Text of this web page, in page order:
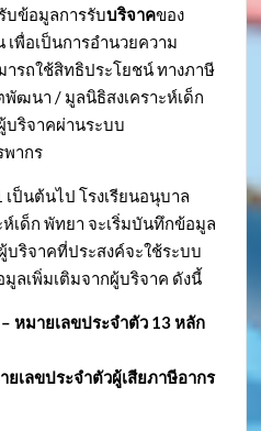
บข้อมูลการรับบริจาคของ
พื่อเป็นการอำนวยความ
ารถใช้สิทธิประโยชน์ ทางภาษี
พัฒนา / มูลนิธิสงเคราะห์เด็ก
ริจาคผ่านระบบ
พากร
ป็นต้นไป โรงเรียนอนุบาล
เด็ก พัทยา จะเริ่มบันทึกข้อมูล
บริจาคที่ประสงค์จะใช้ระบบ
ลเพิ่มเติมจากผู้บริจาค ดังนี้
หมายเลขประจำตัว 13 หลัก
เลขประจำตัวผู้เสียภาษีอากร